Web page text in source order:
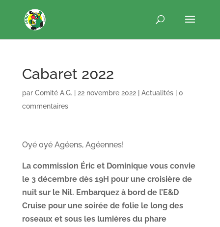
Cabaret 2022
par Comité A.G. 22 novembre 2022| Actualités| 0
commentaires
Oyé oyé Agéens, Agéennes!
La commission Éric et Dominique vous convie
le 3 décembre dès 19H pour une croisière de
nuit sur le Nil. Embarquez à bord de l’E&D
Cruise pour une soirée de folie le long des
roseaux et sous les lumières du phare